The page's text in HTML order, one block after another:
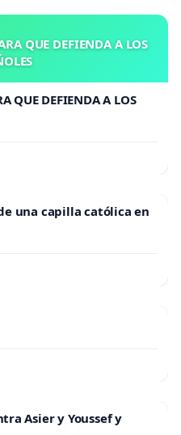
QUE DEFIENDA A LOS
QUE DEFIENDA A LOS
una capilla católica en
Asier y Youssef y